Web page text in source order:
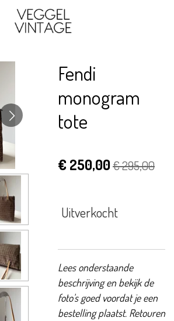
Fendi
monogram
tote
€ 250,00€ 295,00
Uitverkocht
Lees onderstaande
beschrijving en bekijk de
foto's goed voordat je een
bestelling plaatst. Retouren